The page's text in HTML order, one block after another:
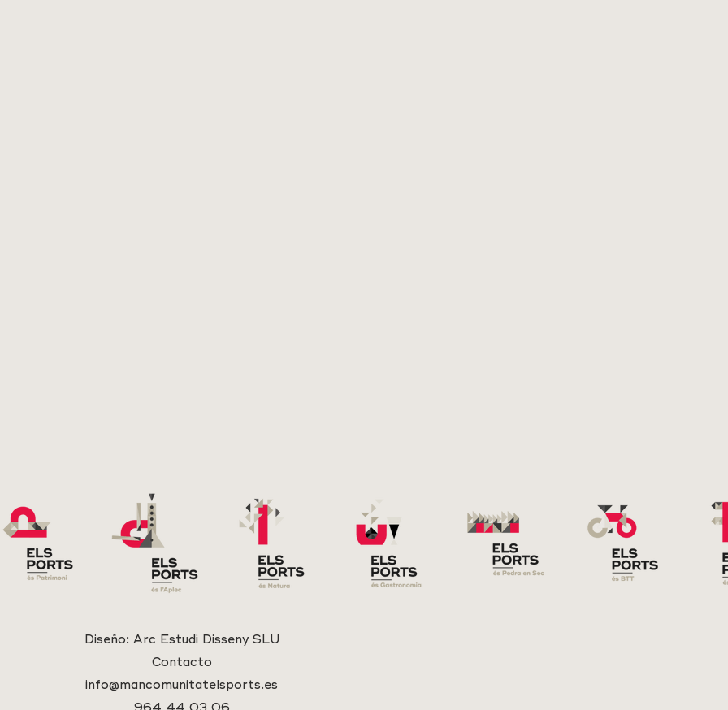
Diseño: Arc Estudi Disseny SLU
Contacto
info@mancomunitatelsports.es